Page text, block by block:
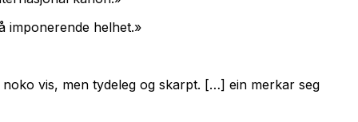
imponerende helhet.»
vis, men tydeleg og skarpt. […] ein merkar seg